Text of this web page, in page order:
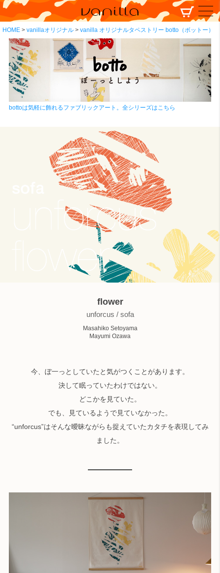
HOME vanillaオリジナル vanilla オリジナルタペストリー botto（ボットー）
検索
bottoは気軽に飾れるファブリックアート。全シリーズはこちら
flower
unforcus / sofa
Masahiko Setoyama
Mayumi Ozawa
今、ぼ一っとしていたと気がつくことがあります。
決して眠っていたわけではない。
どこかを見ていた。
でも、見ているようで見ていなかった。
“unforcus”はそんな曖昧ながらも捉えていたカタチを表現してみ
ました。